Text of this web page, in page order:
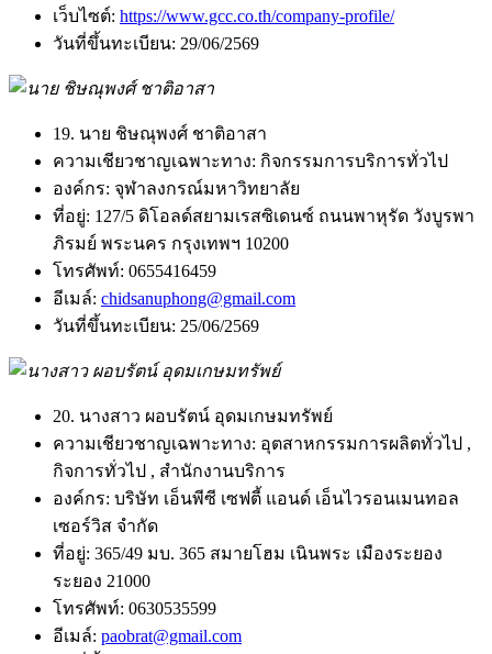
เว็บไซต์: https://www.gcc.co.th/company-profile/
วันที่ขึ้นทะเบียน: 29/06/2569
19. นาย ชิษณุพงศ์ ชาติอาสา
ความเชียวชาญเฉพาะทาง: กิจกรรมการบริการทั่วไป
องค์กร: จุฬาลงกรณ์มหาวิทยาลัย
ที่อยู่: 127/5 ดิโอลด์สยามเรสซิเดนซ์ ถนนพาหุรัด วังบูรพา
ภิรมย์ พระนคร กรุงเทพฯ 10200
โทรศัพท์: 0655416459
อีเมล์: chidsanuphong@gmail.com
วันที่ขึ้นทะเบียน: 25/06/2569
20. นางสาว ผอบรัตน์ อุดมเกษมทรัพย์
ความเชียวชาญเฉพาะทาง: อุตสาหกรรมการผลิตทั่วไป ,
กิจการทั่วไป , สำนักงานบริการ
องค์กร: บริษัท เอ็นพีซี เซฟตี้ แอนด์ เอ็นไวรอนเมนทอล
เซอร์วิส จำกัด
ที่อยู่: 365/49 มบ. 365 สมายโฮม เนินพระ เมืองระยอง
ระยอง 21000
โทรศัพท์: 0630535599
อีเมล์: paobrat@gmail.com